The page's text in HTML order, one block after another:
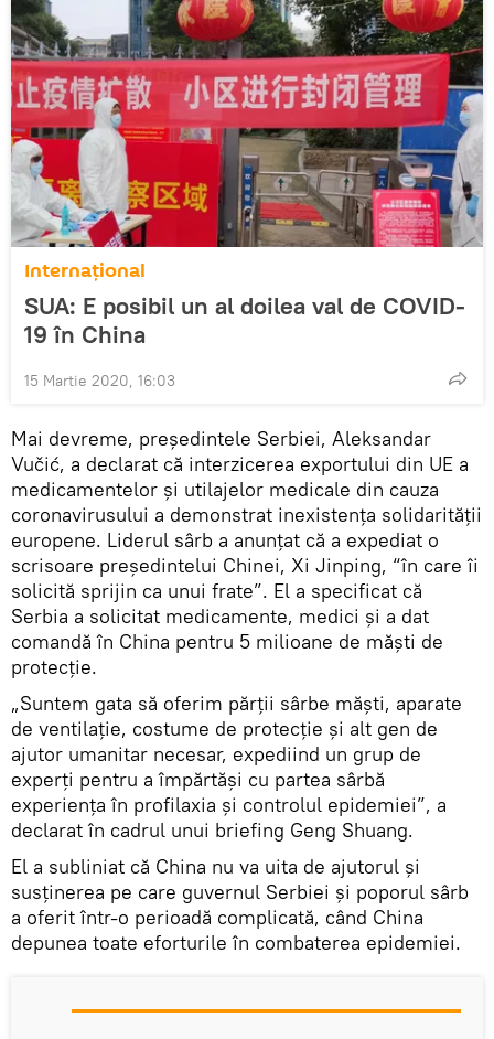
Internaţional
SUA: E posibil un al doilea val de COVID-
19 în China
15 Martie 2020, 16:03
Mai devreme, președintele Serbiei, Aleksandar
Vučić, a declarat că interzicerea exportului din UE a
medicamentelor și utilajelor medicale din cauza
coronavirusului a demonstrat inexistența solidarității
europene. Liderul sârb a anunțat că a expediat o
scrisoare președintelui Chinei, Xi Jinping, “în care îi
solicită sprijin ca unui frate”. El a specificat că
Serbia a solicitat medicamente, medici și a dat
comandă în China pentru 5 milioane de măști de
protecție.
„Suntem gata să oferim părții sârbe măști, aparate
de ventilație, costume de protecție și alt gen de
ajutor umanitar necesar, expediind un grup de
experți pentru a împărtăși cu partea sârbă
experiența în profilaxia și controlul epidemiei”, a
declarat în cadrul unui briefing Geng Shuang.
El a subliniat că China nu va uita de ajutorul și
susținerea pe care guvernul Serbiei și poporul sârb
a oferit într-o perioadă complicată, când China
depunea toate eforturile în combaterea epidemiei.